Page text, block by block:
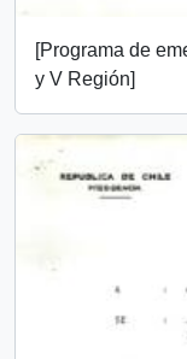
[Programa de
y V Región]